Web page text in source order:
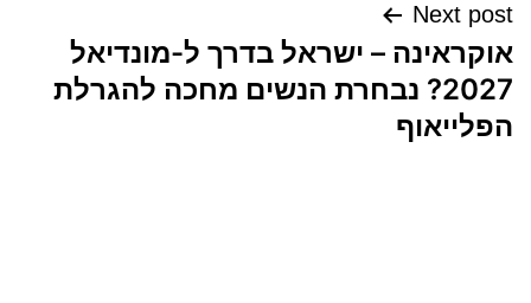
Next post
אוקראינה – ישראל בדרך ל-מונדיאל
2027? נבחרת הנשים מחכה להגרלת
הפלייאוף